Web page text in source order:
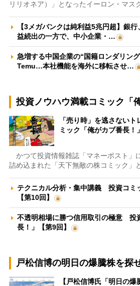
リリオネア）」となったイーロン・マス
【3メガバンクは純利益5兆円超】銀
益続出の一方で、中小企業・…
急増する中国企業の“国籍ロンダリン
Temu…本社機能を海外に移転させ…
投資ノウハウ満載コミック「
「売り時」を逃さない
ミック「俺がカブ番長！
かつて投資情報雑誌「マネーポスト」
詰め込まれた「天下無敵の株コミック」
テクニカル分析・集中講義 投資コミ
【第10回】
不透明相場に勝つ信用取引の極意 投
長！」【第9回】
戸松信博の明日の爆騰株を探
【戸松信博氏「明日の